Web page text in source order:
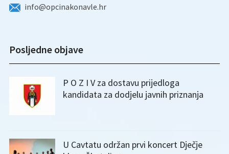
info@opcinakonavle.hr
Posljedne objave
P O Z I V za dostavu prijedloga
kandidata za dodjelu javnih priznanja
U Cavtatu održan prvi koncert Dječje